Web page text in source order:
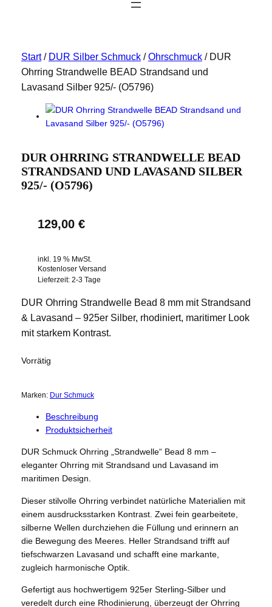
Start/ DUR Silber Schmuck/Ohrschmuck/ DUR
Ohrring Strandwelle BEAD Strandsand und
Lavasand Silber 925/- (O5796)
DUR OHRRING STRANDWELLE BEAD
STRANDSAND UND LAVASAND SILBER
925/- (O5796)
129,00 €
inkl. 19 % MwSt.
Kostenloser Versand
Lieferzeit: 2-3 Tage
DUR Ohrring Strandwelle Bead 8 mm mit Strandsand
& Lavasand – 925er Silber, rhodiniert, maritimer Look
mit starkem Kontrast.
Vorrätig
Marken: Dur Schmuck
Beschreibung
Produktsicherheit
DUR Schmuck Ohrring „Strandwelle“ Bead 8 mm –
eleganter Ohrring mit Strandsand und Lavasand im
maritimen Design.
Dieser stilvolle Ohrring verbindet natürliche Materialien mit
einem ausdrucksstarken Kontrast. Zwei fein gearbeitete,
silberne Wellen durchziehen die Füllung und erinnern an
die Bewegung des Meeres. Heller Strandsand trifft auf
tiefschwarzen Lavasand und schafft eine markante,
zugleich harmonische Optik.
Gefertigt aus hochwertigem 925er Sterling-Silber und
veredelt durch eine Rhodinierung, überzeugt der Ohrring